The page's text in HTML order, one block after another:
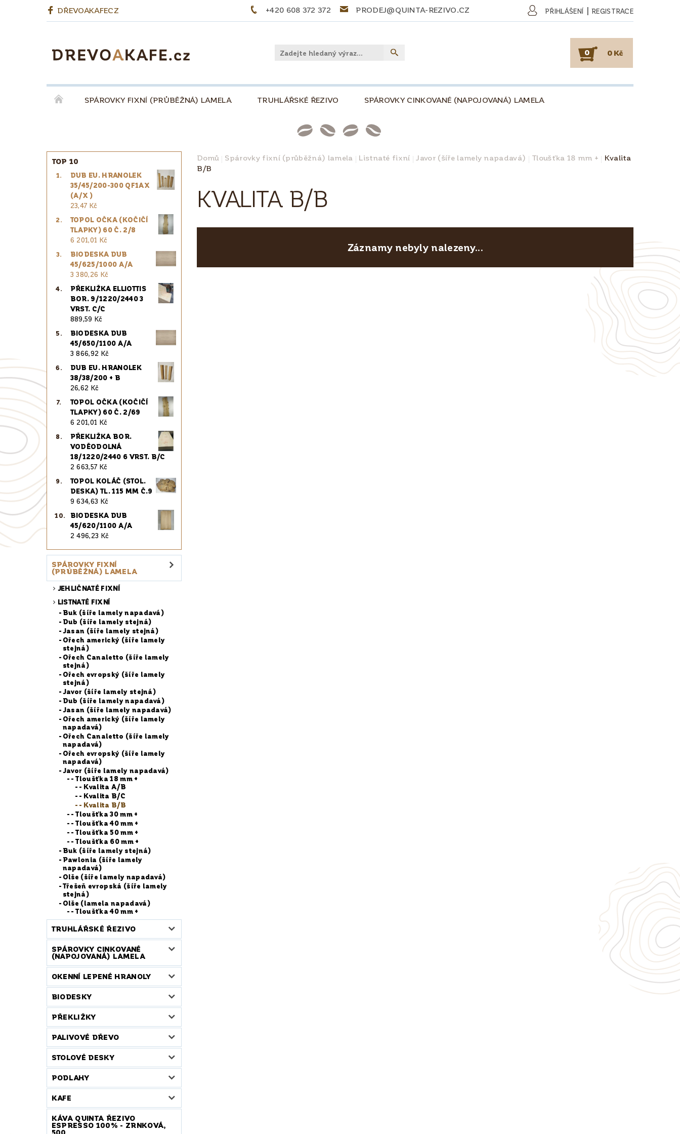
DŘEVOAKAFECZ +420 608 372 372 PRODEJ@QUINTA-REZIVO.CZ PŘIHLÁŠENÍ | REGISTRACE
0 0 Kč
SPÁROVKY FIXNÍ (PRŮBĚŽNÁ) LAMELA TRUHLÁŘSKÉ ŘEZIVO SPÁROVKY CINKOVANÉ (NAPOJOVANÁ) LAMELA
PALIVOVÉ DŘEVO
KÁVA QUINTA ŘEZIVO ESPRESSO 100% - ZRNKOVÁ, 500 SLOVNÍČEK POJMŮ TIPY A TRIKY
PRO ŘEMESLNÍKY PRO DESIGNÉRY
TOP 10
DUB EU. HRANOLEK
35/45/200-300 QF1AX
(A/X )
23,47 Kč
TOPOL OČKA (KOČIČÍ
TLAPKY) 60 Č. 2/8
6 201,01 Kč
BIODESKA DUB
45/625/1000 A/A
3 380,26 Kč
PŘEKLIŽKA ELLIOTTIS
BOR. 9/1220/2440 3
VRST. C/C
889,59 Kč
BIODESKA DUB
45/650/1100 A/A
3 866,92 Kč
DUB EU. HRANOLEK
38/38/200 + B
26,62 Kč
TOPOL OČKA (KOČIČÍ
TLAPKY) 60 Č. 2/69
6 201,01 Kč
PŘEKLIŽKA BOR.
VODĚODOLNÁ
18/1220/2440 6 VRST. B/C
2 663,57 Kč
TOPOL KOLÁČ (STOL.
DESKA) TL. 115 MM Č.9
9 634,63 Kč
BIODESKA DUB
45/620/1100 A/A
2 496,23 Kč
SPÁROVKY FIXNÍ
(PRŮBĚŽNÁ) LAMELA
JEHLIČNATÉ FIXNÍ
LISTNATÉ FIXNÍ
Buk (šíře lamely napadavá)
Dub (šíře lamely stejná)
Jasan (šíře lamely stejná)
Ořech americký (šíře lamely
stejná)
Ořech Canaletto (šíře lamely
stejná)
Ořech evropský (šíře lamely
stejná)
Javor (šíře lamely stejná)
Dub (šíře lamely napadavá)
Jasan (šíře lamely napadavá)
Ořech americký (šíře lamely
napadavá)
Ořech Canaletto (šíře lamely
napadavá)
Ořech evropský (šíře lamely
napadavá)
Javor (šíře lamely napadavá)
- Tloušťka 18 mm +
- Kvalita A/B
- Kvalita B/C
- Kvalita B/B
- Tloušťka 30 mm +
- Tloušťka 40 mm +
- Tloušťka 50 mm +
- Tloušťka 60 mm +
Buk (šíře lamely stejná)
Pawlonia (šíře lamely
napadavá)
Olše (šíře lamely napadavá)
Třešeň evropská (šíře lamely
stejná)
Olše (lamela napadavá)
- Tloušťka 40 mm +
TRUHLÁŘSKÉ ŘEZIVO
SPÁROVKY CINKOVANÉ
(NAPOJOVANÁ) LAMELA
OKENNÍ LEPENÉ HRANOLY
BIODESKY
PŘEKLIŽKY
PALIVOVÉ DŘEVO
STOLOVÉ DESKY
PODLAHY
KAFE
KÁVA QUINTA ŘEZIVO
ESPRESSO 100% - ZRNKOVÁ,
500
Domů Spárovky fixní (průběžná) lamela Listnaté fixní Javor (šíře lamely napadavá) Tloušťka 18 mm +
Kvalita
B/B
KVALITA B/B
Záznamy nebyly nalezeny...